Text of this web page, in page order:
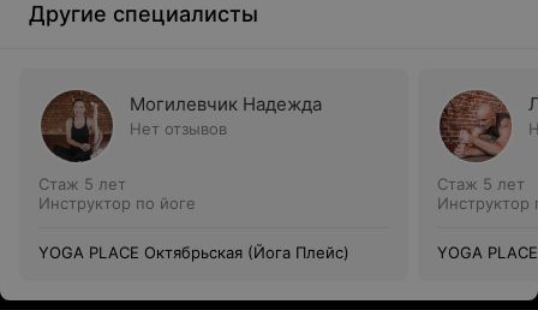
Другие специалисты
Могилевчик Надежда
Нет отзывов
Стаж 5 лет
Инструктор по йоге
YOGA PLACE Октябрьская (Йога Плейс)
Стаж 5 лет
Инструктор
YOGA